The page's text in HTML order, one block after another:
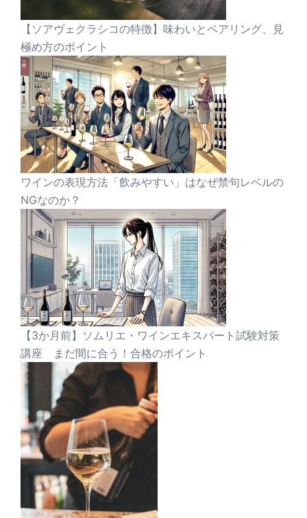
【ソアヴェクラシコの特徴】味わいとペアリング、見
極め方のポイント
ワインの表現方法「飲みやすい」はなぜ禁句レベルの
NGなのか？
【3か月前】ソムリエ・ワインエキスパート試験対策
講座 まだ間に合う！合格のポイント